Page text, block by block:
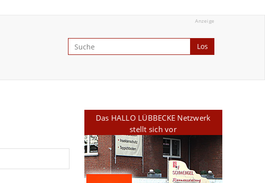
Anzeige
Los
Das HALLO LÜBBECKE Netzwerk
stellt sich vor